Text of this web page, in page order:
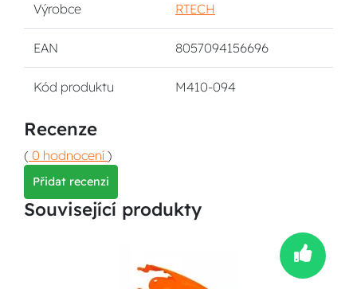
Výrobce RTECH
EAN 8057094156696
Kód produktu M410-094
Recenze
( 0 hodnocení )
Přidat recenzi
Související produkty